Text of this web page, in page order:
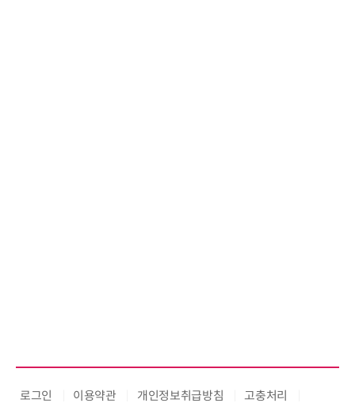
로그인 이용약관 개인정보취급방침 고충처리